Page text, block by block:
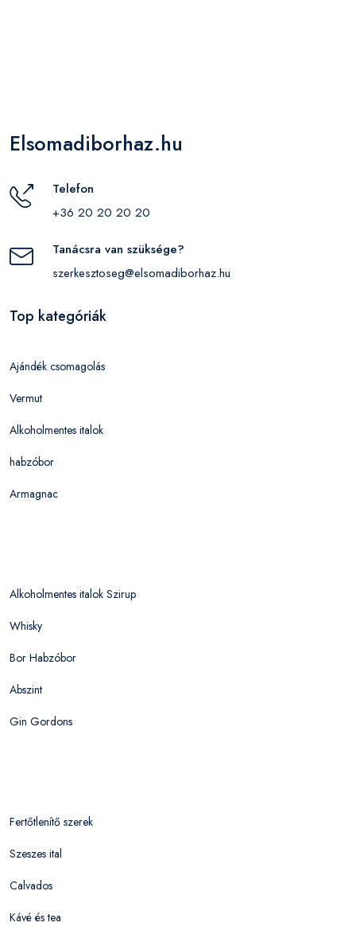
Elsomadiborhaz.hu
Telefon
+36 20 20 20 20
Tanácsra van szüksége?
szerkesztoseg@elsomadiborhaz.hu
Top kategóriák
Ajándék csomagolás
Vermut
Alkoholmentes italok
habzóbor
Armagnac
Alkoholmentes italok Szirup
Whisky
Bor Habzóbor
Abszint
Gin Gordons
Fertőtlenítő szerek
Szeszes ital
Calvados
Kávé és tea